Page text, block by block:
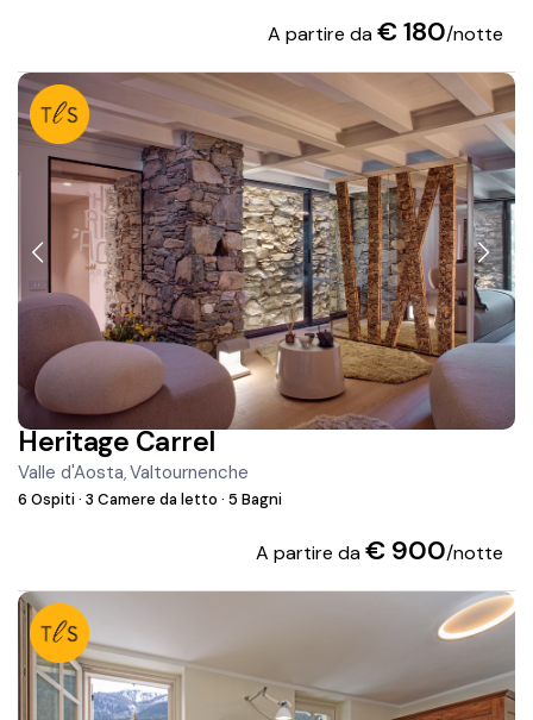
A partire da€ 180/notte
Heritage Carrel
Valle d'Aosta,Valtournenche
6 Ospiti· 3 Camere da letto· 5 Bagni
A partire da€ 900/notte